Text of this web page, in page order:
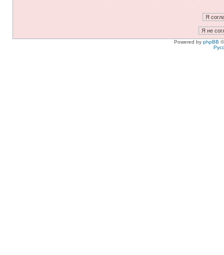
Powered by phpBB